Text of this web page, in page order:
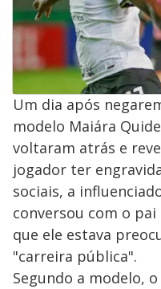
Um dia após
modelo Maiára
voltaram atrás e
jogador ter
sociais, a
conversou com o
que ele estava
"carreira pública".
Segundo a modelo,